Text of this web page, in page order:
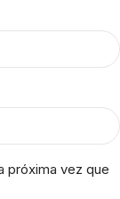
próxima vez que